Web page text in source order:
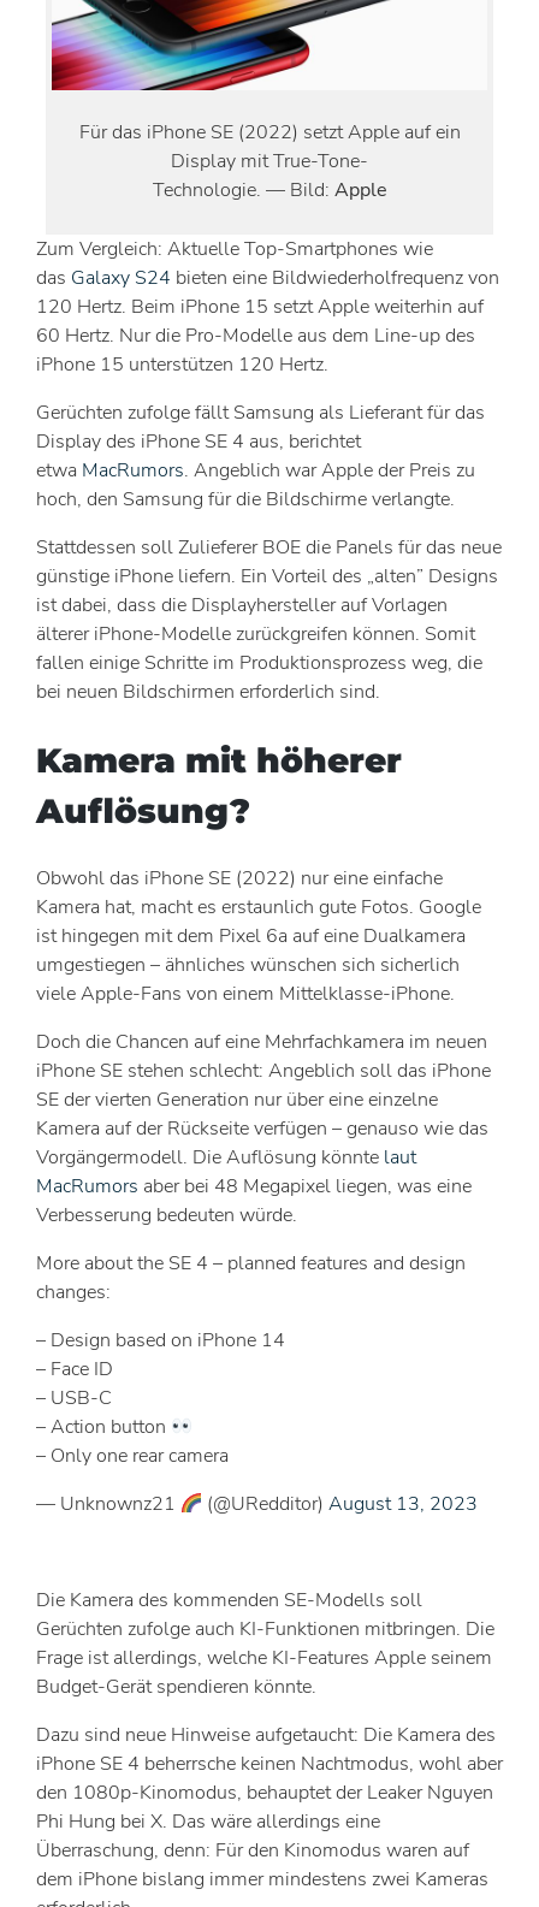
Für das iPhone SE (2022) setzt Apple auf ein
Display mit True-Tone-
Technologie. — Bild: Apple
Zum Vergleich: Aktuelle Top-Smartphones wie
das Galaxy S24 bieten eine Bildwiederholfrequenz von
120 Hertz. Beim iPhone 15 setzt Apple weiterhin auf
60 Hertz. Nur die Pro-Modelle aus dem Line-up des
iPhone 15 unterstützen 120 Hertz.
Gerüchten zufolge fällt Samsung als Lieferant für das
Display des iPhone SE 4 aus, berichtet
etwa MacRumors. Angeblich war Apple der Preis zu
hoch, den Samsung für die Bildschirme verlangte.
Stattdessen soll Zulieferer BOE die Panels für das neue
günstige iPhone liefern. Ein Vorteil des „alten” Designs
ist dabei, dass die Displayhersteller auf Vorlagen
älterer iPhone-Modelle zurückgreifen können. Somit
fallen einige Schritte im Produktionsprozess weg, die
bei neuen Bildschirmen erforderlich sind.
Kamera mit höherer
Auflösung?
Obwohl das iPhone SE (2022) nur eine einfache
Kamera hat, macht es erstaunlich gute Fotos. Google
ist hingegen mit dem Pixel 6a auf eine Dualkamera
umgestiegen – ähnliches wünschen sich sicherlich
viele Apple-Fans von einem Mittelklasse-iPhone.
Doch die Chancen auf eine Mehrfachkamera im neuen
iPhone SE stehen schlecht: Angeblich soll das iPhone
SE der vierten Generation nur über eine einzelne
Kamera auf der Rückseite verfügen – genauso wie das
Vorgängermodell. Die Auflösung könnte laut
MacRumors aber bei 48 Megapixel liegen, was eine
Verbesserung bedeuten würde.
More about the SE 4 – planned features and design
changes:
– Design based on iPhone 14
– Face ID
– USB-C
– Action button
– Only one rear camera
— Unknownz21
(@URedditor)August 13, 2023
Die Kamera des kommenden SE-Modells soll
Gerüchten zufolge auch KI-Funktionen mitbringen. Die
Frage ist allerdings, welche KI-Features Apple seinem
Budget-Gerät spendieren könnte.
Dazu sind neue Hinweise aufgetaucht: Die Kamera des
iPhone SE 4 beherrsche keinen Nachtmodus, wohl aber
den 1080p-Kinomodus, behauptet der Leaker Nguyen
Phi Hung bei X. Das wäre allerdings eine
Überraschung, denn: Für den Kinomodus waren auf
dem iPhone bislang immer mindestens zwei Kameras